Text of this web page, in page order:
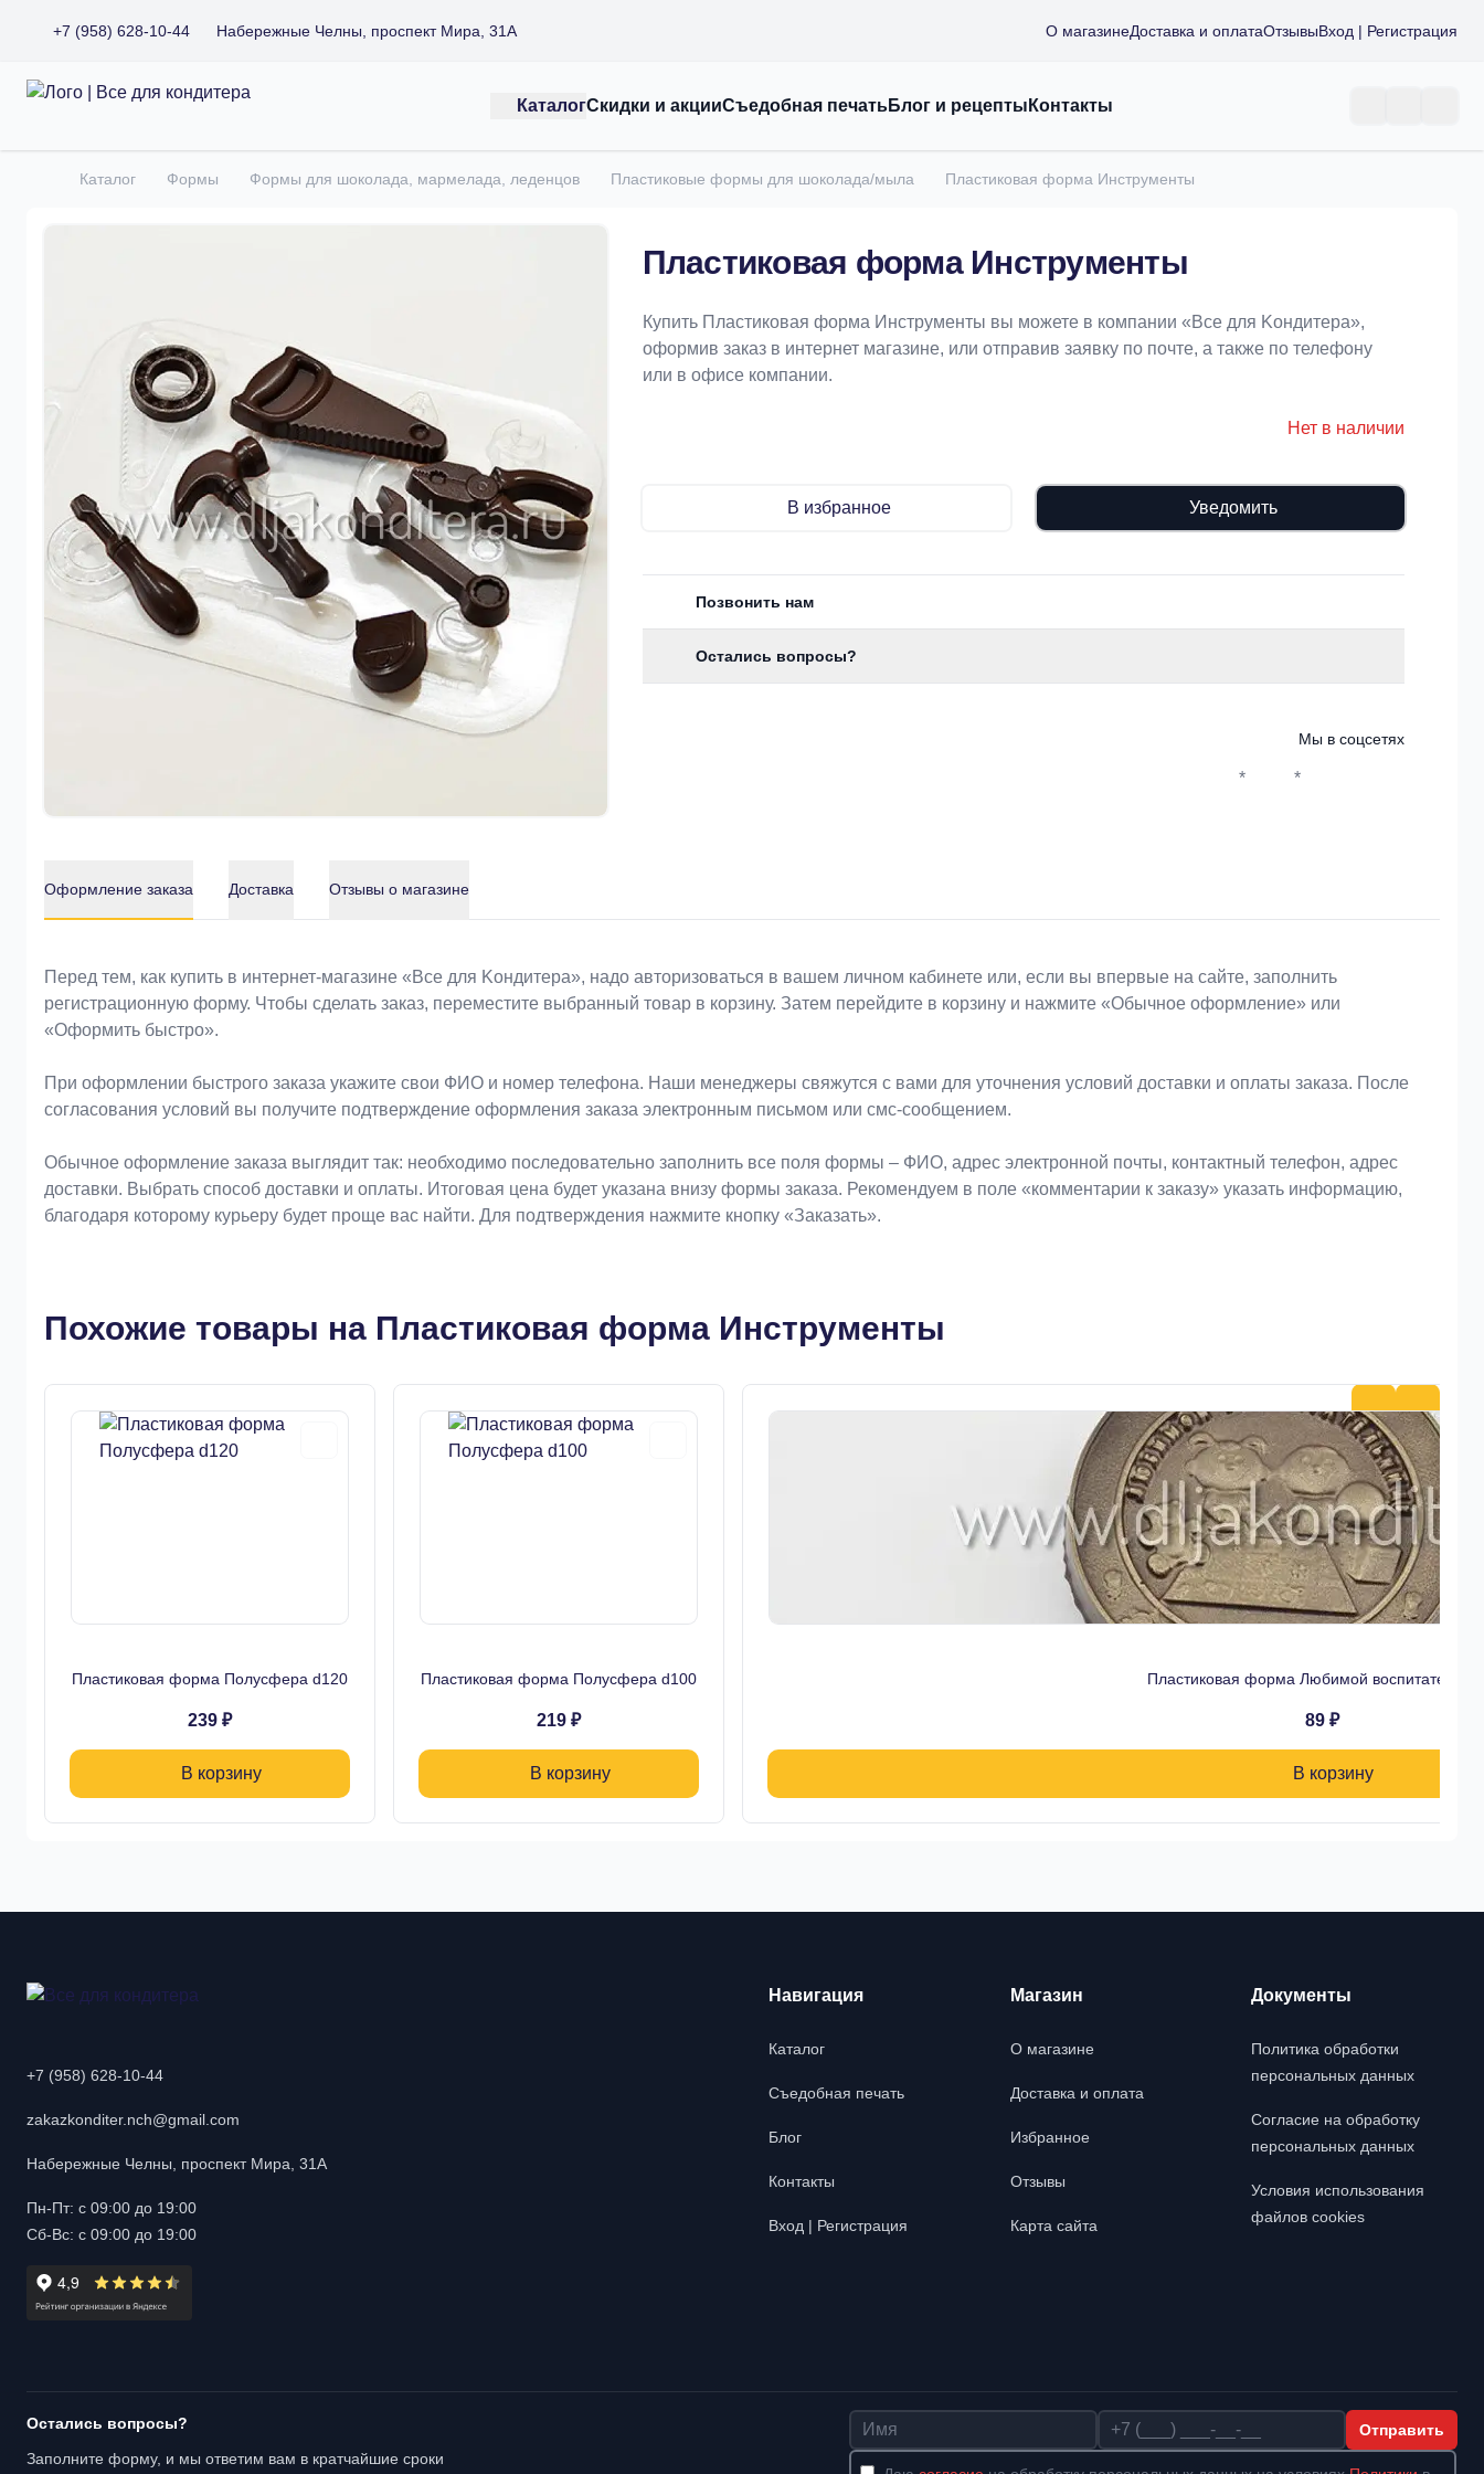
+7 (958) 628-10-44 Набережные Челны, проспект Мира, 31А О магазинеДоставка и оплатаОтзывыВход | Регистрация
Все для кондитера
КаталогСкидки и акцииСъедобная печатьБлог и рецепты Контакты
Главная
Каталог Формы Формы для шоколада, мармелада, леденцов Пластиковые формы для шоколада/мыла Пластиковая форма Инструменты
Пластиковая форма Инструменты
Купить Пластиковая форма Инструменты вы можете в компании «Bce для Koндитeрa»,
оформив заказ в интернет магазине, или отправив заявку по почте, а также по телефону
или в офисе компании.
Нет в наличии
В избранное Уведомить
Позвонить нам
Остались вопросы?
Мы в соцсетях
* *
Оформление заказа Доставка Отзывы о магазине
Оформление заказа
Перед тем, как купить в интернет-магазине «Bce для Koндитeрa», надо авторизоваться в вашем личном кабинете или, если вы впервые на сайте, заполнить
регистрационную форму. Чтобы сделать заказ, переместите выбранный товар в корзину. Затем перейдите в корзину и нажмите «Обычное оформление» или
«Оформить быстро».
При оформлении быстрого заказа укажите свои ФИО и номер телефона. Наши менеджеры свяжутся с вами для уточнения условий доставки и оплаты заказа. После
согласования условий вы получите подтверждение оформления заказа электронным письмом или смс-сообщением.
Обычное оформление заказа выглядит так: необходимо последовательно заполнить все поля формы – ФИО, адрес электронной почты, контактный телефон, адрес
доставки. Выбрать способ доставки и оплаты. Итоговая цена будет указана внизу формы заказа. Рекомендуем в поле «комментарии к заказу» указать информацию,
благодаря которому курьеру будет проще вас найти. Для подтверждения нажмите кнопку «Заказать».
Похожие товары на Пластиковая форма Инструменты
Пластиковая форма Полусфера d120
239 ₽
В корзину
Пластиковая форма Полусфера d100
219 ₽
В корзину
Пластиковая форма Любимой
89 ₽
В корзину
+7 (958) 628-10-44
zakazkonditer.nch@gmail.com
Набережные Челны, проспект Мира, 31А
Пн-Пт: с 09:00 до 19:00
Сб-Вс: с 09:00 до 19:00
Навигация
Каталог
Съедобная печать
Блог
Контакты
Вход | Регистрация
Магазин
О магазине
Доставка и оплата
Избранное
Отзывы
Карта сайта
Документы
Политика обработки
персональных данных
Согласие на обработку
персональных данных
Условия использования
файлов cookies
Остались вопросы?
Заполните форму, и мы ответим вам в кратчайшие сроки
Имя Телефон Отправить